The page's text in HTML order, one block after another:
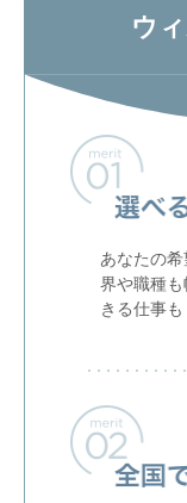
ウ
あなたの
界や職種
きる仕事も